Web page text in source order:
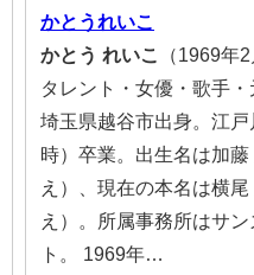
かとうれいこ
かとう れいこ
（1969年
タレント・女優・歌手・
埼玉県越谷市出身。江
時）卒業。出生名は加藤
え）、現在の本名は横
え）。所属事務所はサ
ト。 1969年…